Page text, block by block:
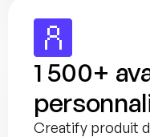
1 500+
Creatify produit